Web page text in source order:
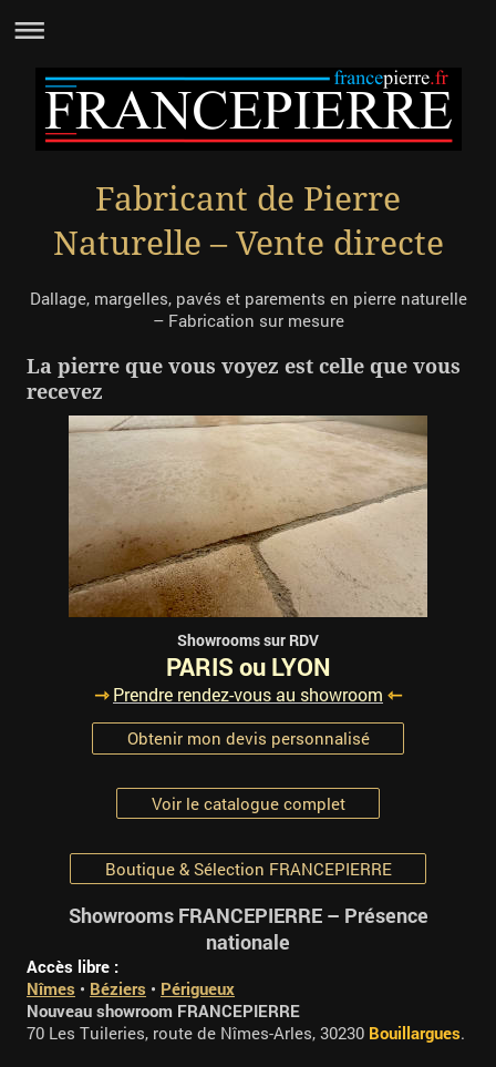
Fabricant de Pierre
Naturelle – Vente directe
Dallage, margelles, pavés et parements en pierre naturelle
– Fabrication sur mesure
La pierre que vous voyez est celle que vous
recevez
Showrooms sur RDV
PARIS ou LYON
⇾ Prendre rendez-vous au showroom ⇽
Obtenir mon devis personnalisé
Voir le catalogue complet
Boutique & Sélection FRANCEPIERRE
Showrooms FRANCEPIERRE – Présence
nationale
Accès libre :
Nîmes • Béziers • Périgueux
Nouveau showroom FRANCEPIERRE
70 Les Tuileries, route de Nîmes-Arles, 30230 Bouillargues.